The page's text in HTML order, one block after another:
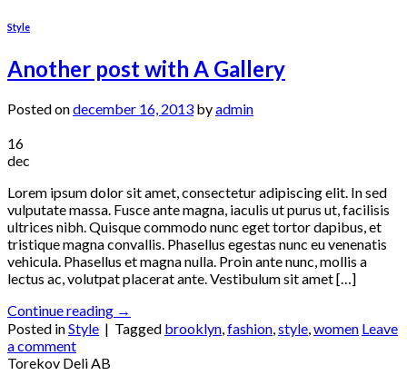
Style
Another post with A Gallery
Posted ondecember 16, 2013 byadmin
16
dec
Lorem ipsum dolor sit amet, consectetur adipiscing elit. In sed
vulputate massa. Fusce ante magna, iaculis ut purus ut, facilisis
ultrices nibh. Quisque commodo nunc eget tortor dapibus, et
tristique magna convallis. Phasellus egestas nunc eu venenatis
vehicula. Phasellus et magna nulla. Proin ante nunc, mollis a
lectus ac, volutpat placerat ante. Vestibulum sit amet […]
Continue reading →
Posted inStyle | Tagged brooklyn,fashion,style,women Leave
a comment
Torekov Deli AB